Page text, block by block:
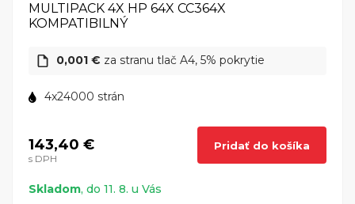
MULTIPACK 4X HP 64X CC364X
KOMPATIBILNÝ
0,001 € za stranu tlač A4, 5% pokrytie
4x24000 strán
143,40 €
s DPH
Pridať do košíka
Skladom, do 11. 8. u Vás